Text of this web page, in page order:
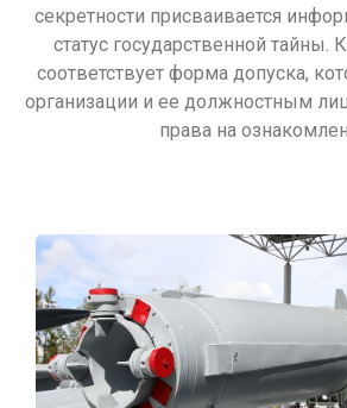
секретности присваивается
статус государственной тайны.
соответствует форма допуска,
организации и ее должностным
права на